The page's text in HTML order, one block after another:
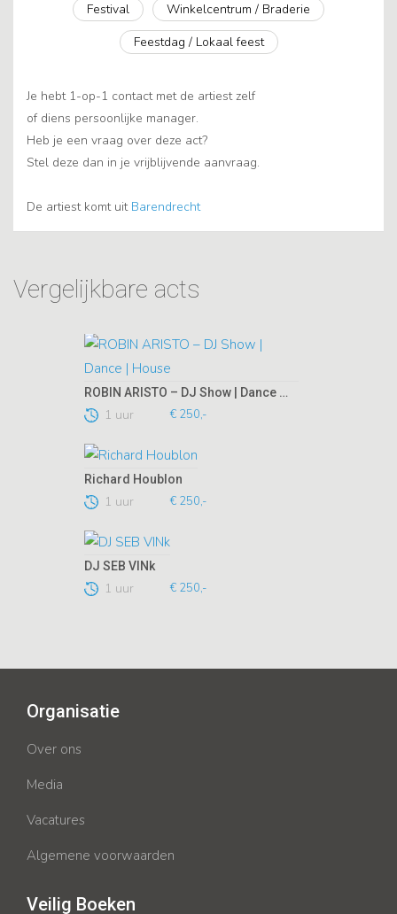
Festival
Winkelcentrum / Braderie
Feestdag / Lokaal feest
Je hebt 1-op-1 contact met de artiest zelf
of diens persoonlijke manager.
Heb je een vraag over deze act?
Stel deze dan in je vrijblijvende aanvraag.
De artiest komt uit Barendrecht
Vergelijkbare acts
ROBIN ARISTO – DJ Show | Dance | House
1 uur € 250,-
Richard Houblon
1 uur € 250,-
DJ SEB VINk
1 uur € 250,-
Organisatie
Over ons
Media
Vacatures
Algemene voorwaarden
Veilig Boeken